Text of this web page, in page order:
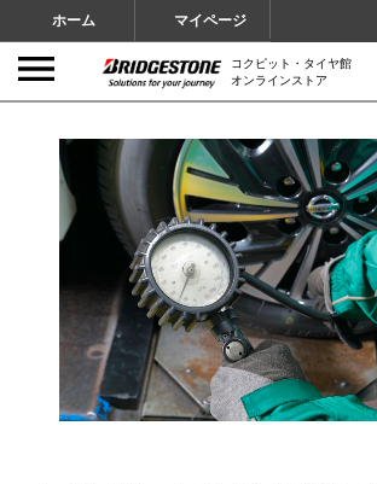
ホーム マイページ
コクピット・タイヤ館
オンラインストア